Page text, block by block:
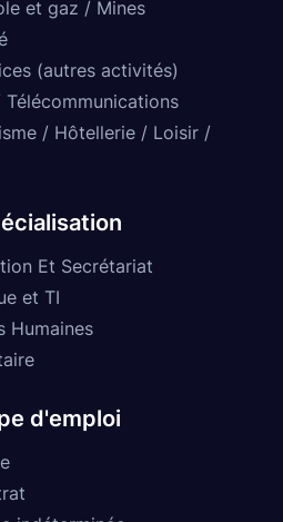
et gaz / Mines
(autres activités)
/ Hôtellerie / Loisir /
Et Secrétariat
et TI
Humaines
d'emploi